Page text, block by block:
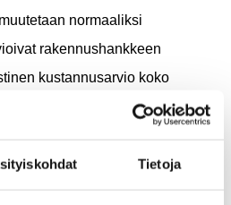
Tietoja
normaaliksi
rakennushankkeen
kustannusarvio koko
ennen lainaneuvotteluja.